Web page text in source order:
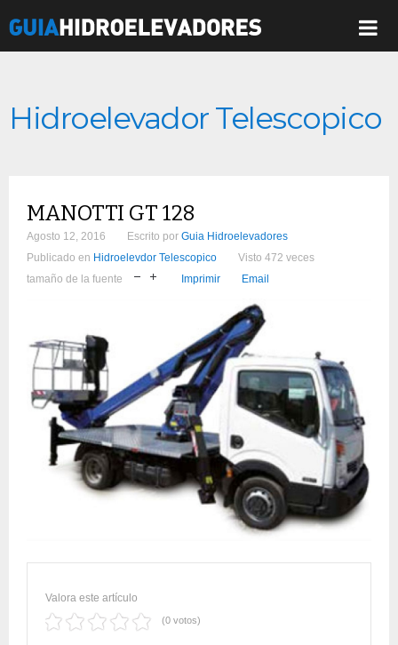
Hidroelevador Telescopico
MANOTTI GT 128
Agosto 12, 2016 Escrito por Guia Hidroelevadores
Publicado en Hidroelevdor Telescopico
Visto 472 veces
tamaño de la fuente
Imprimir Email
Valora este artículo
(0 votos)